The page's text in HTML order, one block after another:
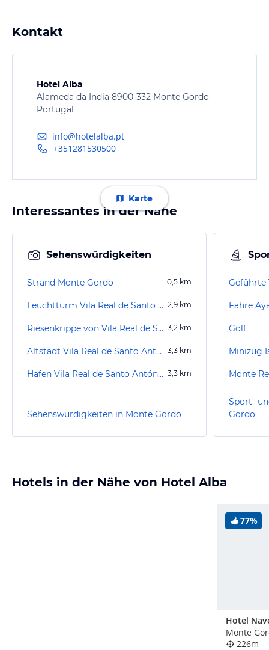
Kontakt
Hotel Alba
Alameda da India 8900-332 Monte Gordo
Portugal
info@hotelalba.pt
+351281530500
Karte
Interessantes in der Nähe
Sehenswürdigkeiten
Strand Monte Gordo 0,5 km
Leuchtturm Vila Real de Santo António 2,9 km
Riesenkrippe von Vila Real de Santo António 3,2 km
Altstadt Vila Real de Santo António 3,3 km
Hafen Vila Real de Santo António 3,3 km
Sehenswürdigkeiten in Monte Gordo
Geführte
Fähre
Golf
Minizug
Monte
Sport-
Gordo
Hotels in der Nähe von Hotel Alba
77%
Hotel
Monte
226m